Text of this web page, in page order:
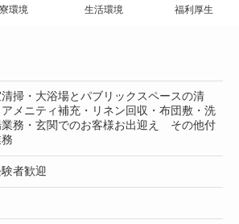
寮環境 生活環境 福利厚生
掃・大浴場とパブリックスペースの清
メニティ補充・リネン回収・布団敷・洗
業務・玄関でのお客様お出迎え その他付
者歓迎